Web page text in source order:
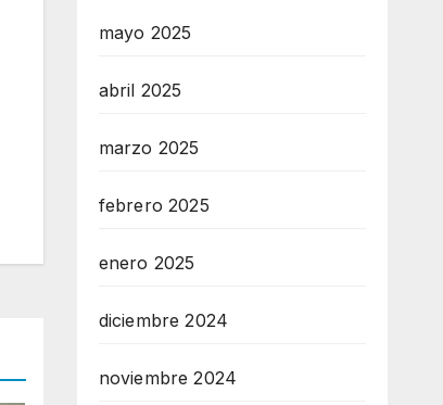
mayo 2025
abril 2025
marzo 2025
febrero 2025
enero 2025
diciembre 2024
noviembre 2024